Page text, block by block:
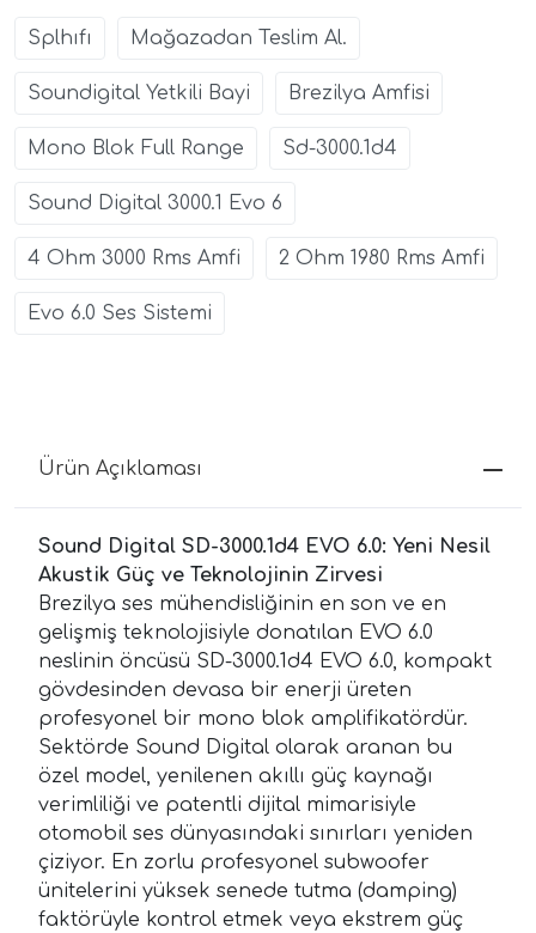
Splhıfı Mağazadan Teslim Al.
Soundigital Yetkili Bayi Brezilya Amfisi
Mono Blok Full Range Sd-3000.1d4
Sound Digital 3000.1 Evo 6
4 Ohm 3000 Rms Amfi 2 Ohm 1980 Rms Amfi
Evo 6.0 Ses Sistemi
Ürün Açıklaması
Sound Digital SD-3000.1d4 EVO 6.0: Yeni Nesil
Akustik Güç ve Teknolojinin Zirvesi
Brezilya ses mühendisliğinin en son ve en
gelişmiş teknolojisiyle donatılan EVO 6.0
neslinin öncüsü SD-3000.1d4 EVO 6.0, kompakt
gövdesinden devasa bir enerji üreten
profesyonel bir mono blok amplifikatördür.
Sektörde Sound Digital olarak aranan bu
özel model, yenilenen akıllı güç kaynağı
verimliliği ve patentli dijital mimarisiyle
otomobil ses dünyasındaki sınırları yeniden
çiziyor. En zorlu profesyonel subwoofer
ünitelerini yüksek senede tutma (damping)
faktörüyle kontrol etmek veya ekstrem güç